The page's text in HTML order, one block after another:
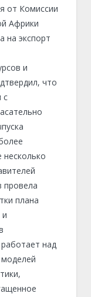
от Комиссии
Африки
на экспорт
и
что
с
несколько
провела
плана
над